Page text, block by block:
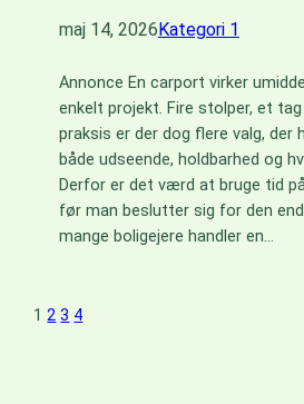
maj 14, 2026Kategori 1
Annonce En carport virker
enkelt projekt. Fire stolper, et tag
praksis er der dog flere valg, der
både udseende, holdbarhed og
Derfor er det værd at bruge tid
før man beslutter sig for den
mange boligejere handler en…
1 2 3 4